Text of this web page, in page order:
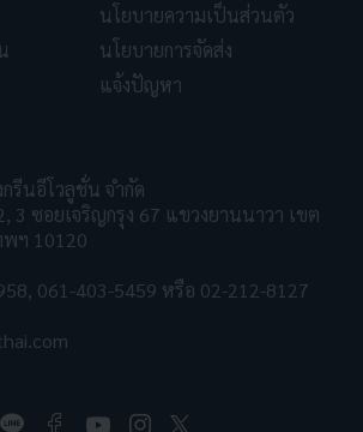
นโยบายความเป็นส่วนตัว
นโยบายการจัดส่ง
แจ้งปัญหา
รีนอีโวลูชั่น จำกัด
3 ซอยเจริญกรุง 67 แขวงยานนาวา เขต
พฯ 10120
, 061-403-5459 หรือ 02-212-8127